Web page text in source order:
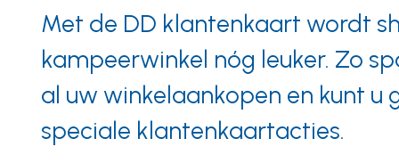
Met de DD klantenkaart wordt
kampeerwinkel nóg leuker. Zo
al uw winkelaankopen en kunt u
speciale klantenkaartacties.